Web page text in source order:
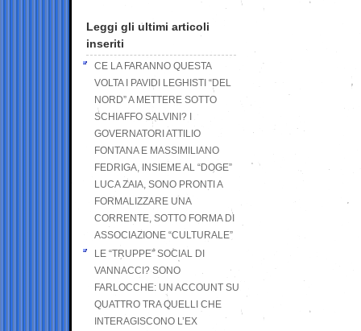
Leggi gli ultimi articoli
inseriti
CE LA FARANNO QUESTA
VOLTA I PAVIDI LEGHISTI “DEL
NORD” A METTERE SOTTO
SCHIAFFO SALVINI? I
GOVERNATORI ATTILIO
FONTANA E MASSIMILIANO
FEDRIGA, INSIEME AL “DOGE”
LUCA ZAIA, SONO PRONTI A
FORMALIZZARE UNA
CORRENTE, SOTTO FORMA DI
ASSOCIAZIONE “CULTURALE”
LE “TRUPPE” SOCIAL DI
VANNACCI? SONO
FARLOCCHE: UN ACCOUNT SU
QUATTRO TRA QUELLI CHE
INTERAGISCONO L’EX